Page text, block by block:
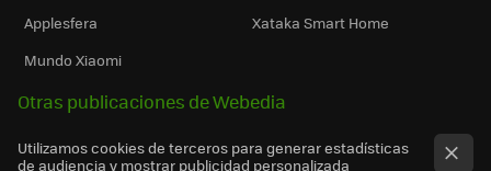
Applesfera
Xataka Smart Home
Mundo Xiaomi
Otras publicaciones de Webedia
Utilizamos cookies de terceros para generar estadísticas
de audiencia y mostrar publicidad personalizada